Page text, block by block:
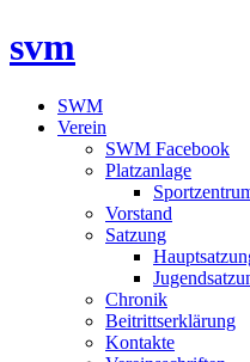
svm
SWM
Verein
SWM Facebook
Platzanlage
Vorstand
Satzung
Chronik
Beitrittserklärung
Kontakte